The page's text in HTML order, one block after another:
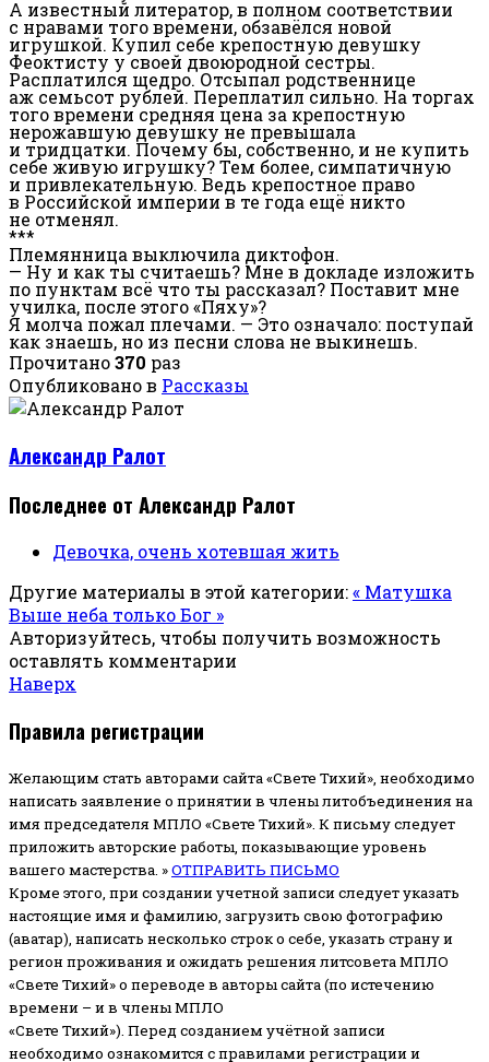
А известный литератор, в полном соответствии
с нравами того времени, обзавёлся новой
игрушкой. Купил себе крепостную девушку
Феоктисту у своей двоюродной сестры.
Расплатился щедро. Отсыпал родственнице
аж семьсот рублей. Переплатил сильно. На торгах
того времени средняя цена за крепостную
нерожавшую девушку не превышала
и тридцатки. Почему бы, собственно, и не купить
себе живую игрушку? Тем более, симпатичную
и привлекательную. Ведь крепостное право
в Российской империи в те года ещё никто
не отменял.
***
Племянница выключила диктофон.
— Ну и как ты считаешь? Мне в докладе изложить
по пунктам всё что ты рассказал? Поставит мне
училка, после этого «Пяху»?
Я молча пожал плечами. — Это означало: поступай
как знаешь, но из песни слова не выкинешь.
Прочитано370 раз
Опубликовано в Рассказы
Александр Ралот
Последнее от Александр Ралот
Девочка, очень хотевшая жить
Другие материалы в этой категории:« Матушка
Выше неба только Бог »
Авторизуйтесь, чтобы получить возможность
оставлять комментарии
Наверх
Правила регистрации
Желающим стать авторами сайта «Свете Тихий», необходимо
написать заявление о принятии в члены литобъединения на
имя председателя МПЛО «Свете Тихий». К письму следует
приложить авторские работы, показывающие уровень
вашего мастерства. »ОТПРАВИТЬ ПИСЬМО
Кроме этого, при создании учетной записи следует указать
настоящие имя и фамилию, загрузить свою фотографию
(аватар), написать несколько строк о себе, указать страну и
регион проживания и ожидать решения литсовета МПЛО
«Свете Тихий» о переводе в авторы сайта (по истечению
времени – и в члены МПЛО
«Свете Тихий»). Перед созданием учётной записи
необходимо ознакомится с правилами регистрации и